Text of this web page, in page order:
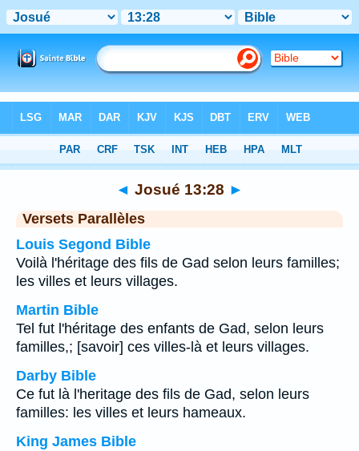
Chapitre 13> Verset 28
◄ Josué 13:28 ►
Versets Parallèles
Louis Segond Bible
Voilà l'héritage des fils de Gad selon leurs familles;
les villes et leurs villages.
Martin Bible
Tel fut l'héritage des enfants de Gad, selon leurs
familles,; [savoir] ces villes-là et leurs villages.
Darby Bible
Ce fut là l'heritage des fils de Gad, selon leurs
familles: les villes et leurs hameaux.
King James Bible